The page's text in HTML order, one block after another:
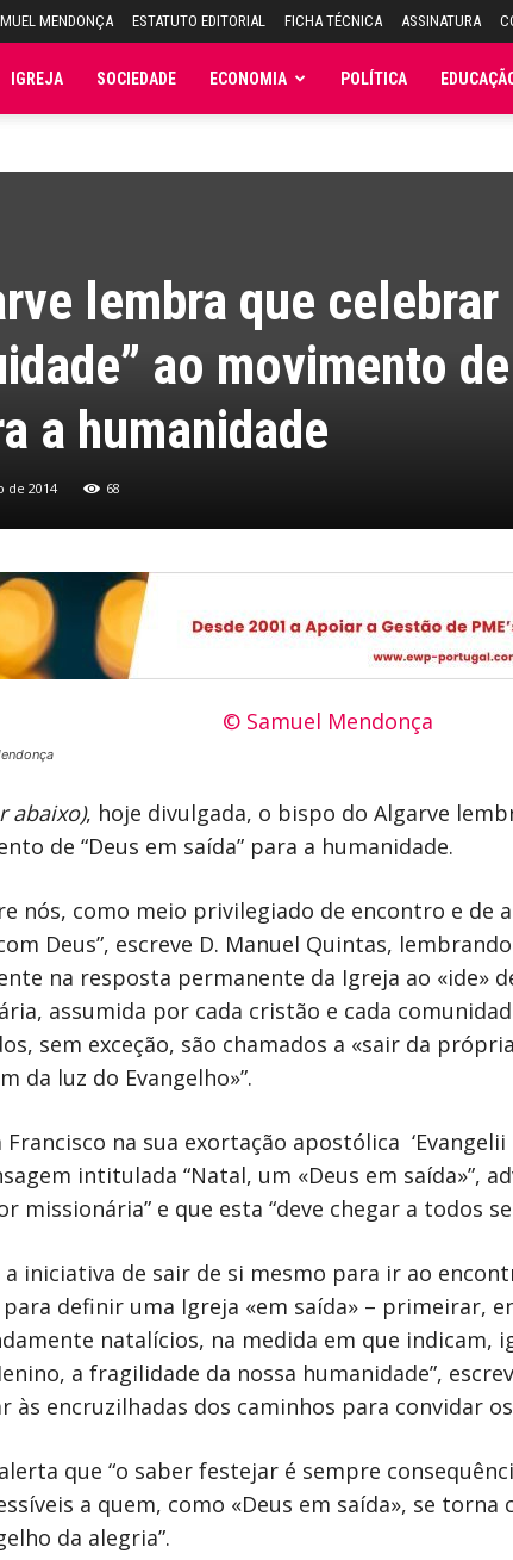
MENDONÇA ESTATUTO EDITORIAL FICHA TÉCNICA ASSINATURA
IGREJA SOCIEDADE ECONOMIA POLÍTICA
lembra que
ao movimento
a humanidade
de 2014 68
abaixo), hoje divulgada, o bispo do Algarve
de “Deus em saída” para a humanidade.
nós, como meio privilegiado de encontro e de
Deus”, escreve D. Manuel Quintas,
na resposta permanente da Igreja ao «ide»
assumida por cada cristão e cada
sem exceção, são chamados a «sair da
da luz do Evangelho»”.
na sua exortação apostólica ‘Evangelii
intitulada “Natal, um «Deus em saída»”,
missionária” e que esta “deve chegar a todos
iniciativa de sair de si mesmo para ir ao
definir uma Igreja «em saída» – primeirar,
natalícios, na medida em que indicam,
a fragilidade da nossa humanidade”,
às encruzilhadas dos caminhos para convidar os
que “o saber festejar é sempre
a quem, como «Deus em saída», se
da alegria”.